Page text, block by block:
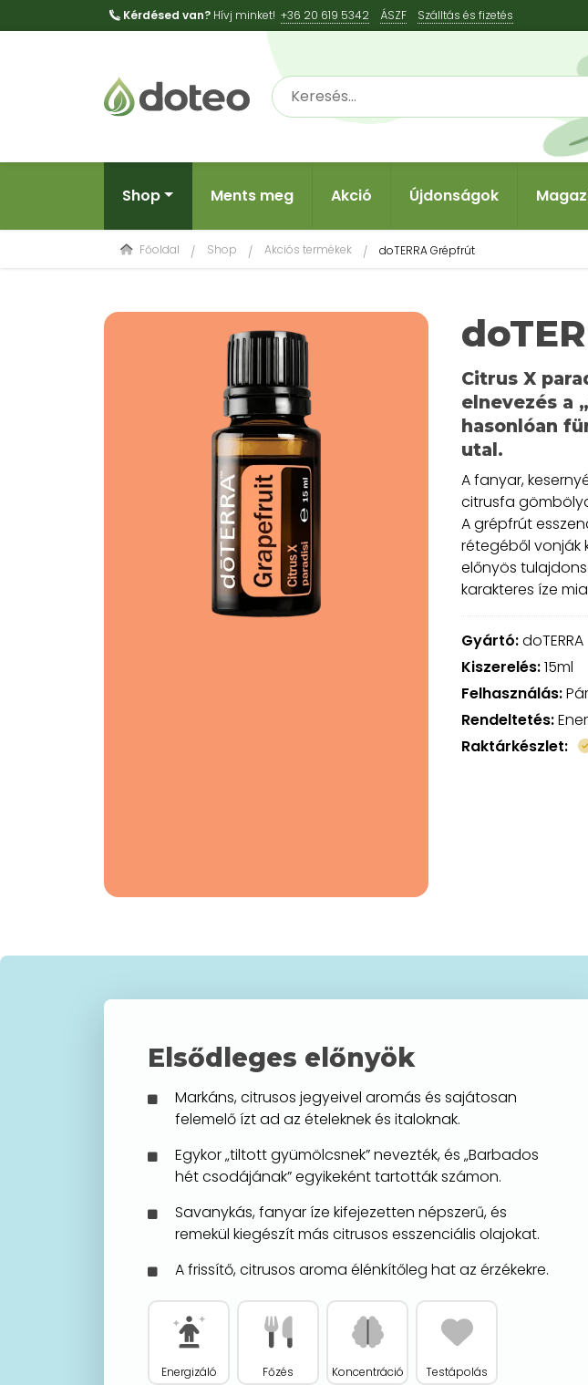
Kérdésed van? Hívj minket! +36 20 619 5342 ÁSZF Szálltás és fizetés
Shop Ments meg Akció Újdonságok
Főoldal Shop Akciós termékek doTERRA Grépfrút
Citrus X
elnevezés a
hasonlóan
utal.
A fanyar,
citrusfa
A grépfrút
rétegéből vonják
előnyös
karakteres íze
Gyártó:doTERRA
Kiszerelés:15ml
Felhasználás:
Rendeltetés:
Raktárkészlet:
Elsődleges előnyök
Markáns, citrusos jegyeivel aromás és sajátosan
felemelő ízt ad az ételeknek és italoknak.
Egykor „tiltott gyümölcsnek” nevezték, és „Barbados
hét csodájának” egyikeként tartották számon.
Savanykás, fanyar íze kifejezetten népszerű, és
remekül kiegészít más citrusos esszenciális olajokat.
A frissítő, citrusos aroma élénkítőleg hat az érzékekre.
Energizáló Főzés Koncentráció Testápolás